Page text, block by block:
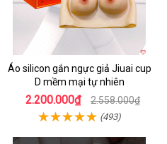
Áo silicon gắn ngực giả Jiuai cup
D mềm mại tự nhiên
2.200.000₫ 2.558.000₫
(493)